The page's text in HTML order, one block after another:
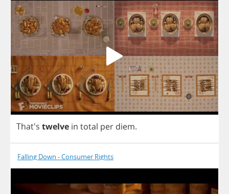
That's twelve in total per diem.
Falling Down - Consumer Rights